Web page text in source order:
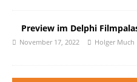
Preview im Delphi
November 17, 2022 Holger Much